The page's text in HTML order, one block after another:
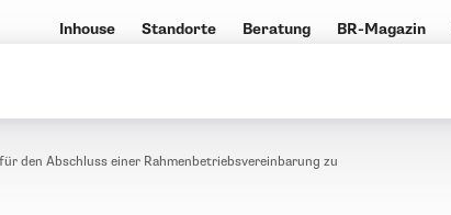
Inhouse Standorte Beratung BR-Magazin
den Abschluss einer Rahmenbetriebsvereinbarung zu